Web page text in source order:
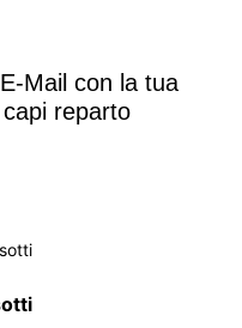
Mail con la tua
reparto